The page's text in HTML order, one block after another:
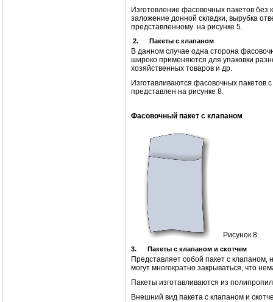
Изготовление фасовочных пакетов
заложение донной складки, вырубка
представленному на рисунке 5.
2. Пакеты с клапаном
В данном случае одна сторона
широко применяются для упаковки
хозяйственных товаров и др.
Изготавливаются фасовочных
представлен на рисунке 8.
Фасовочный пакет с клапаном
Рисунок 8.
3. Пакеты с клапаном и скотчем
Представляет собой пакет с
могут многократно закрываться, что
Пакеты изготавливаются из
Внешний вид пакета с клапаном и